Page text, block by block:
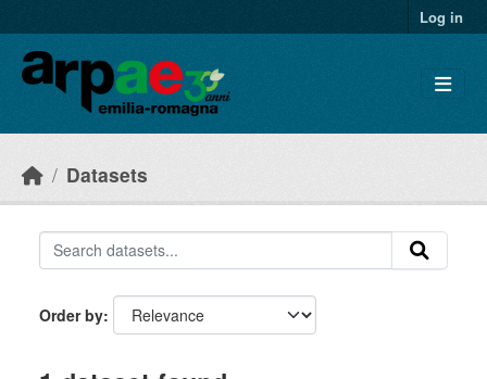
Log in
Datasets
Order by